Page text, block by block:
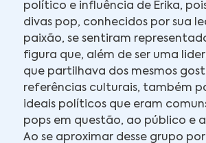
político e influência de Erika,
divas pop, conhecidos por sua
paixão, se sentiram
figura que, além de ser uma
que partilhava dos mesmos
referências culturais, também
ideais políticos que eram
pops em questão, ao público e
Ao se aproximar desse grupo